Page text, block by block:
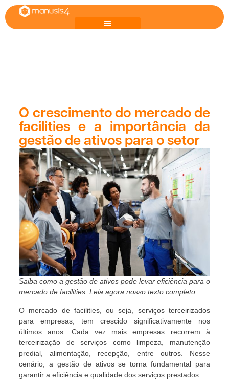
O crescimento do mercado de
facilities e a importância da
gestão de ativos para o setor
Saiba como a gestão de ativos pode levar eficiência para o
mercado de facilities. Leia agora nosso texto completo.
O mercado de facilities, ou seja, serviços terceirizados
para empresas, tem crescido significativamente nos
últimos anos. Cada vez mais empresas recorrem à
terceirização de serviços como limpeza, manutenção
predial, alimentação, recepção, entre outros. Nesse
cenário, a gestão de ativos se torna fundamental para
garantir a eficiência e qualidade dos serviços prestados.